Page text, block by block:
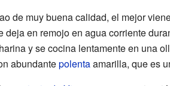
de muy buena calidad, el mejor
en remojo en agua corriente
y se cocina lentamente en una
abundantepolentaamarilla, que es